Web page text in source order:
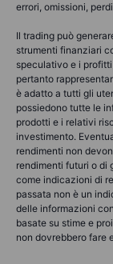
errori, omissioni,
Il trading può
strumenti finanziari
speculativo e i
pertanto
è adatto a tutti gli
possiedono tutte le
prodotti e i relativi
investimento.
rendimenti non
rendimenti futuri o di
come indicazioni di
passata non è un
delle informazioni
basate su stime e
non dovrebbero fare